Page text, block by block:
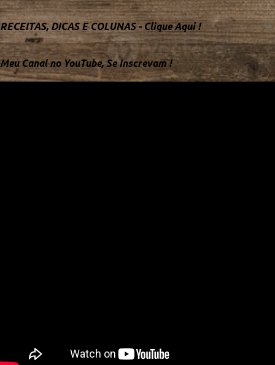
RECEITAS, DICAS E COLUNAS - Clique Aqui !
Meu Canal no YouTube, Se Inscrevam !